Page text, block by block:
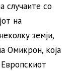
случаите со
на
земји,
Омикрон, која